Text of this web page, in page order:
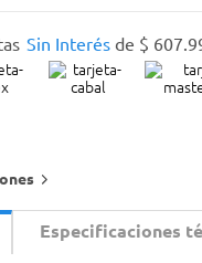
Sin Interésde $ 607.
Especificaciones